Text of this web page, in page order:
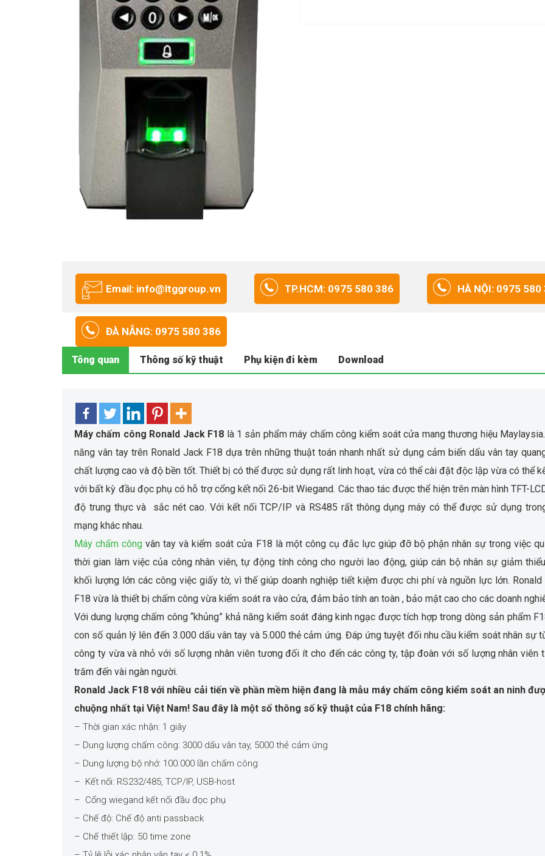
Email: info@ltggroup.vn TP.HCM: 0975 580 386 HÀ NỘI: 0975 580
ĐÀ NẴNG: 0975 580 386
Tông quan Thông số kỹ thuật Phụ kiện đi kèm Download
Máy chấm công Ronald Jack F18 là 1 sản phẩm máy chấm công kiểm soát cửa mang thương hiệu
năng vân tay trên Ronald Jack F18 dựa trên những thuật toán nhanh nhất sử dụng cảm biến dấu vân tay
chất lượng cao và độ bền tốt. Thiết bị có thể được sử dụng rất linh hoạt, vừa có thể cài đặt độc lập vừa có thể
với bất kỳ đầu đọc phụ có hỗ trợ cổng kết nối 26-bit Wiegand. Các thao tác được thể hiện trên màn hình TFT-
độ trung thực và sắc nét cao. Với kết nối TCP/IP và RS485 rất thông dụng máy có thể được sử dụng
mạng khác nhau.
Máy chấm công vân tay và kiểm soát cửa F18 là một công cụ đắc lực giúp đỡ bộ phận nhân sự trong việc
thời gian làm việc của công nhân viên, tự động tính công cho người lao động, giúp cán bộ nhân sự giảm
khối lượng lớn các công việc giấy tờ, vì thế giúp doanh nghiệp tiết kiệm được chi phí và nguồn lực lớn. Ronald
F18 vừa là thiết bị chấm công vừa kiểm soát ra vào cửa, đảm bảo tính an toàn , bảo mật cao cho các doanh
Với dung lượng chấm công “khủng” khả năng kiểm soát đáng kinh ngạc được tích hợp trong dòng sản phẩm
con số quản lý lên đến 3.000 dấu vân tay và 5.000 thẻ cảm ứng. Đáp ứng tuyệt đối nhu cầu kiểm soát nhân sự
công ty vừa và nhỏ với số lượng nhân viên tương đối ít cho đến các công ty, tập đoàn với số lượng nhân viên
trăm đến vài ngàn người.
Ronald Jack F18 với nhiều cải tiến về phần mềm hiện đang là mẫu máy chấm công kiểm soát an ninh
chuộng nhất tại Việt Nam! Sau đây là một số thông số kỹ thuật của F18 chính hãng:
– Thời gian xác nhận: 1 giây
– Dung lượng chấm công: 3000 dấu vân tay, 5000 thẻ cảm ứng
– Dung lượng bộ nhớ: 100.000 lần chấm công
– Kết nối: RS232/485, TCP/IP, USB-host
– Cổng wiegand kết nối đầu đọc phụ
– Chế độ: Chế độ anti passback
– Chế thiết lập: 50 time zone